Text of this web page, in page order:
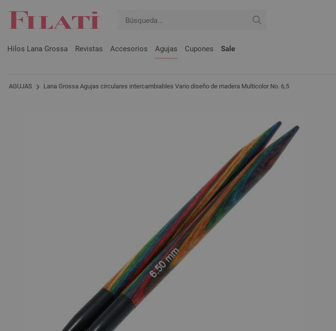
Hilos Lana Grossa Revistas Accesorios Agujas Cupones Sale
AGUJAS Lana Grossa Agujas circulares intercambiables Vario diseño de madera Multicolor No. 6,5